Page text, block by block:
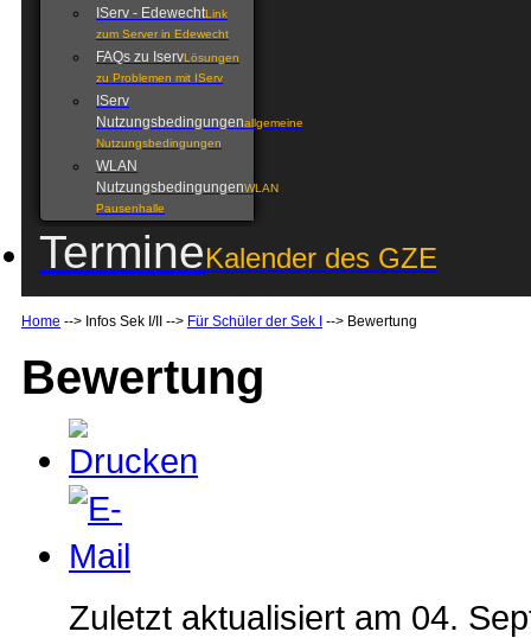
IServ - EdewechtLink
zum Server in Edewecht
FAQs zu IservLösungen
zu Problemen mit IServ
IServ
Nutzungsbedingungenallgemeine
Nutzungsbedingungen
WLAN
NutzungsbedingungenWLAN
Pausenhalle
TermineKalender des GZE
Home --> Infos Sek I/II --> Für Schüler der Sek I --> Bewertung
Bewertung
Zuletzt aktualisiert am 04.